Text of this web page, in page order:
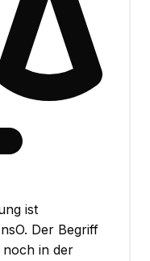
ist
Der Begriff
in der